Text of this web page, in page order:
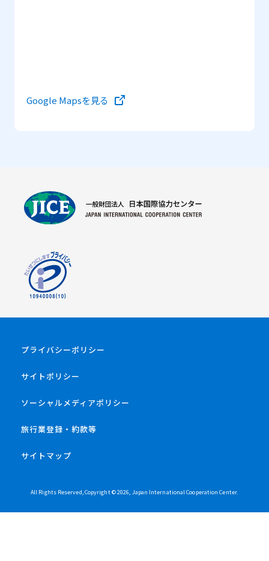
Google Mapsを見る
プライバシーポリシー
サイトポリシー
ソーシャルメディアポリシー
旅行業登録・約款等
サイトマップ
All Rights Reserved, Copyright ©2026, Japan International Cooperation Center.